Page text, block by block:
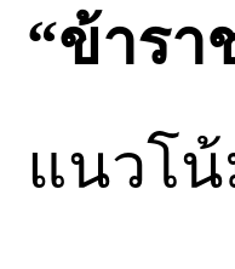
“ข้ารา
แนวโน้